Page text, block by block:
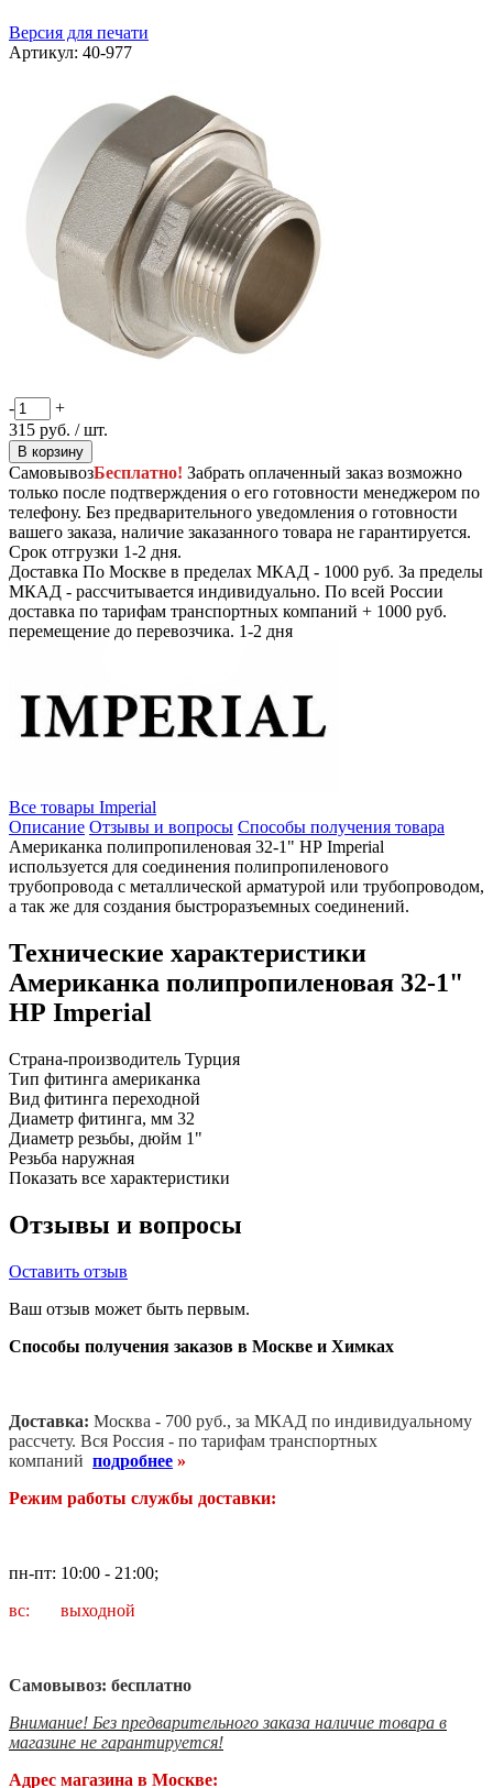
Версия для печати
Артикул: 40-977
-
+
315 руб. / шт.
В корзину
СамовывозБесплатно! Забрать оплаченный заказ возможно
только после подтверждения о его готовности менеджером по
телефону. Без предварительного уведомления о готовности
вашего заказа, наличие заказанного товара не гарантируется.
Срок отгрузки 1-2 дня.
Доставка По Москве в пределах МКАД - 1000 руб. За пределы
МКАД - рассчитывается индивидуально. По всей России
доставка по тарифам транспортных компаний + 1000 руб.
перемещение до перевозчика. 1-2 дня
Все товары Imperial
Описание Отзывы и вопросы Способы получения товара
Американка полипропиленовая 32-1" НР Imperial
используется для соединения полипропиленового
трубопровода с металлической арматурой или трубопроводом,
а так же для создания быстроразъемных соединений.
Технические характеристики
Американка полипропиленовая 32-1"
НР Imperial
Страна-производитель Турция
Тип фитинга американка
Вид фитинга переходной
Диаметр фитинга, мм 32
Диаметр резьбы, дюйм 1"
Резьба наружная
Показать все характеристики
Отзывы и вопросы
Оставить отзыв
Ваш отзыв может быть первым.
Способы получения заказов в Москве и Химках
Доставка: Москва - 700 руб., за МКАД по индивидуальному
рассчету. Вся Россия - по тарифам транспортных
компаний подробнее »
Режим работы службы доставки:
пн-пт: 10:00 - 21:00;
вс: выходной
Самовывоз: бесплатно
Внимание! Без предварительного заказа наличие товара в
магазине не гарантируется!
Адрес магазина в Москве: